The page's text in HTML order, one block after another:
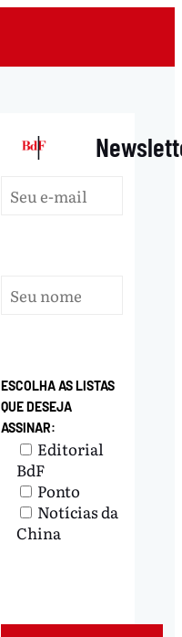
|
ESCOLHA AS LISTAS
QUE DESEJA
ASSINAR:
Editorial
BdF
Ponto
Notícias da
China